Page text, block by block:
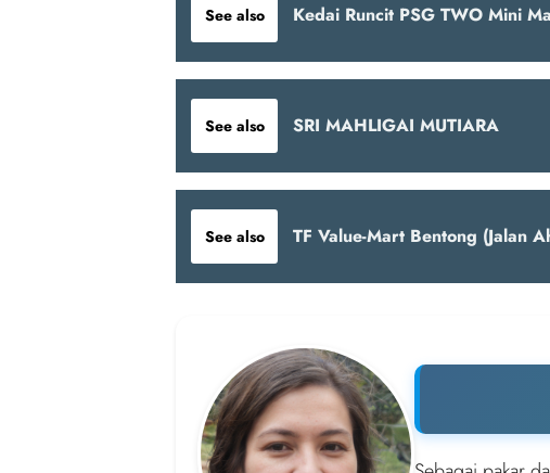
See also Kedai Runcit PSG TWO Mini
See also SRI MAHLIGAI MUTIARA
See also TF Value-Mart Bentong (Jalan